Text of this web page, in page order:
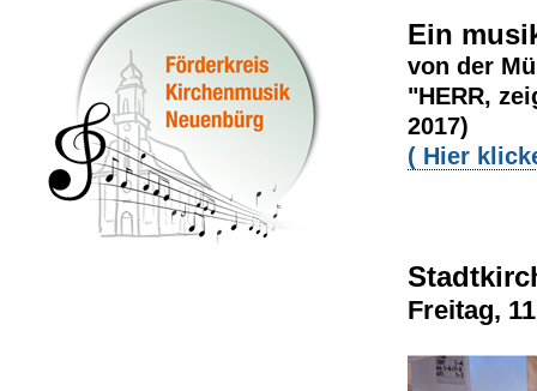
Ein
von der
"HERR,
2017)
( Hier
Freitag,